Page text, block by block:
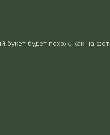
букет будет похож, как на